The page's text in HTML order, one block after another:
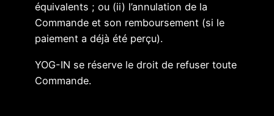
équivalents ; ou (ii) l’annulation de la
Commande et son remboursement (si le
paiement a déjà été perçu).
YOG-IN se réserve le droit de refuser toute
Commande.